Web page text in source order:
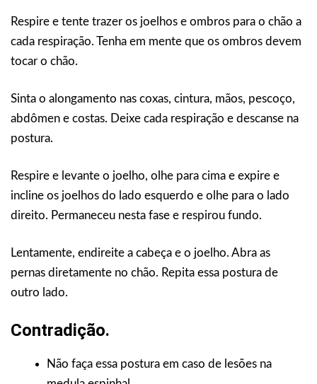
Respire e tente trazer os joelhos e ombros para o chão a
cada respiração. Tenha em mente que os ombros devem
tocar o chão.
Sinta o alongamento nas coxas, cintura, mãos, pescoço,
abdômen e costas. Deixe cada respiração e descanse na
postura.
Respire e levante o joelho, olhe para cima e expire e
incline os joelhos do lado esquerdo e olhe para o lado
direito. Permaneceu nesta fase e respirou fundo.
Lentamente, endireite a cabeça e o joelho. Abra as
pernas diretamente no chão. Repita essa postura de
outro lado.
Contradição.
Não faça essa postura em caso de lesões na